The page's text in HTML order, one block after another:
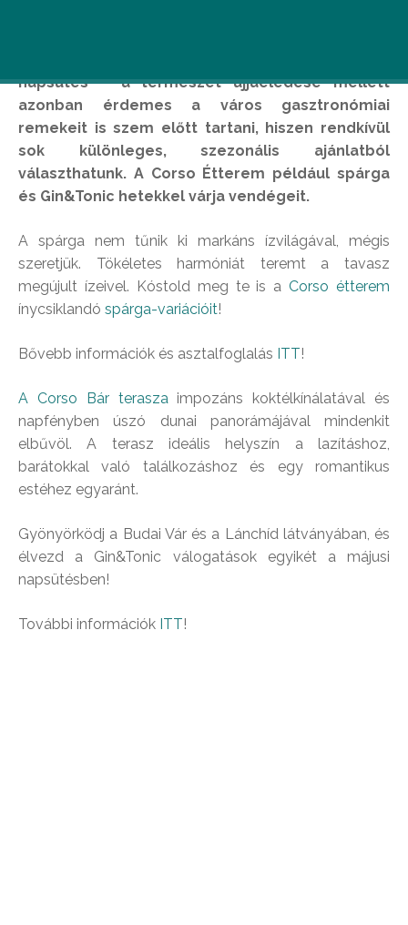
napsütés – a természet újjáéledése mellett
azonban érdemes a város gasztronómiai
remekeit is szem előtt tartani, hiszen rendkívül
sok különleges, szezonális ajánlatból
választhatunk. A Corso Étterem például spárga
és Gin&Tonic hetekkel várja vendégeit.
A spárga nem tűnik ki markáns ízvilágával, mégis
szeretjük. Tökéletes harmóniát teremt a tavasz
megújult ízeivel. Kóstold meg te is aCorso étterem
ínycsiklandó spárga-variációit!
Bővebb információk és asztalfoglalás ITT!
A Corso Bár teraszaimpozáns koktélkínálatával és
napfényben úszó dunai panorámájával mindenkit
elbűvöl. A terasz ideális helyszín a lazításhoz,
barátokkal való találkozáshoz és egy romantikus
estéhez egyaránt.
Gyönyörködj a Budai Vár és a Lánchíd látványában, és
élvezd a Gin&Tonic válogatások egyikét a májusi
napsütésben!
További információk ITT!